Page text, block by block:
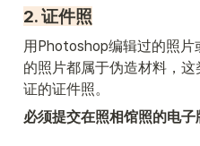
2. 证件照
用Photoshop编辑过的照
的照片都属于伪造材料，
证的证件照。
必须提交在照相馆照的电